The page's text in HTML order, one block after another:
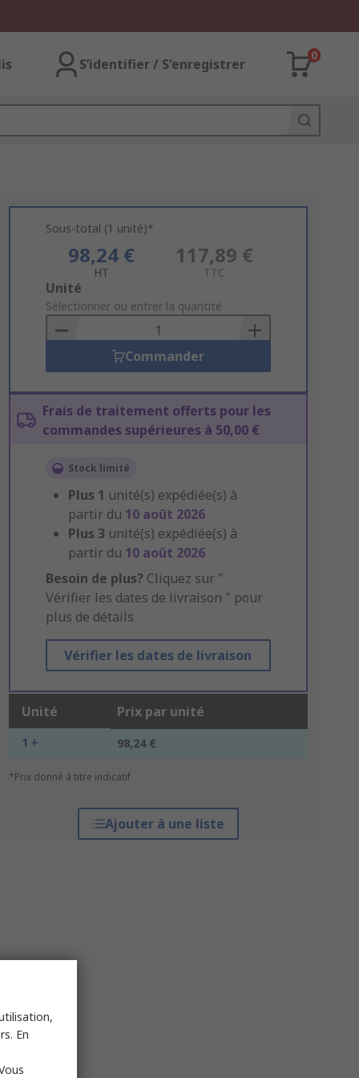
S’identifier / S'enregistrer
0
Sous-total (1 unité)*
98,24 €
HT
117,89 €
TTC
Add
to
Basket
Unité
Sélectionner ou entrer la quantité
Commander
Frais de traitement offerts pour les
commandes supérieures à 50,00 €
Stock limité
Plus 1 unité(s) expédiée(s) à
partir du 10 août 2026
Plus 3 unité(s) expédiée(s) à
partir du 10 août 2026
Besoin de plus? Cliquez sur "
Vérifier les dates de livraison " pour
plus de détails
Vérifier les dates de livraison
Unité Prix par unité
1 + 98,24 €
*Prix donné à titre indicatif
Ajouter à une liste
En